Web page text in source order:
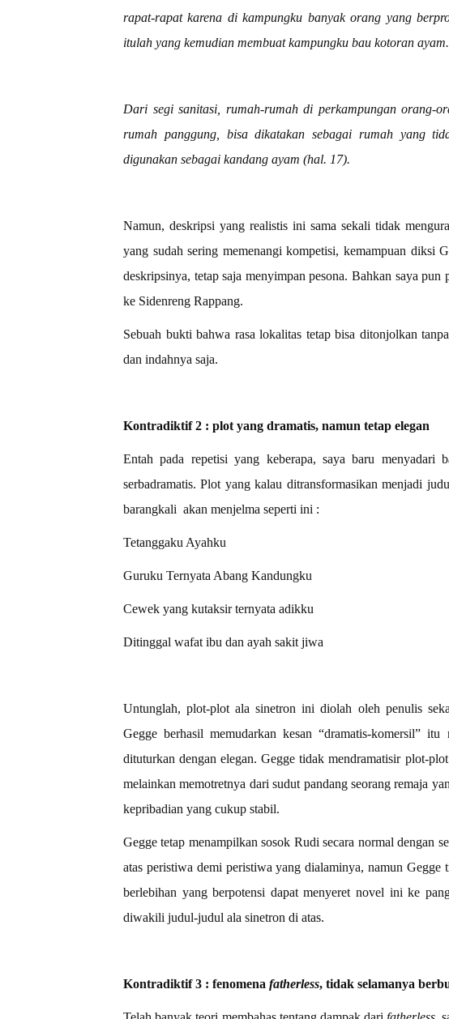
rapat-rapat karena di kampungku banyak orang yang
itulah yang kemudian membuat kampungku bau kotoran
Dari segi sanitasi, rumah-rumah di perkampungan orang-
rumah panggung, bisa dikatakan sebagai rumah yang
digunakan sebagai kandang ayam (hal. 17).
Namun, deskripsi yang realistis ini sama sekali tidak
yang sudah sering memenangi kompetisi, kemampuan diksi
deskripsinya, tetap saja menyimpan pesona. Bahkan saya
ke Sidenreng Rappang.
Sebuah bukti bahwa rasa lokalitas tetap bisa ditonjolkan
dan indahnya saja.
Kontradiktif 2 : plot yang dramatis, namun tetap elegan
Entah pada repetisi yang keberapa, saya baru menyadari
serbadramatis. Plot yang kalau ditransformasikan menjadi
barangkali akan menjelma seperti ini :
Tetanggaku Ayahku
Guruku Ternyata Abang Kandungku
Cewek yang kutaksir ternyata adikku
Ditinggal wafat ibu dan ayah sakit jiwa
Untunglah, plot-plot ala sinetron ini diolah oleh penulis
Gegge berhasil memudarkan kesan “dramatis-komersil”
dituturkan dengan elegan. Gegge tidak mendramatisir plot-
melainkan memotretnya dari sudut pandang seorang remaja
kepribadian yang cukup stabil.
Gegge tetap menampilkan sosok Rudi secara normal dengan
atas peristiwa demi peristiwa yang dialaminya, namun Gegge
berlebihan yang berpotensi dapat menyeret novel ini ke
diwakili judul-judul ala sinetron di atas.
Kontradiktif 3 : fenomena fatherless, tidak selamanya